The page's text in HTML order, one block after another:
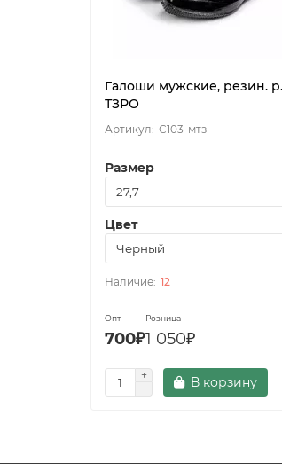
Галоши мужские, резин.
ТЗРО
С103-мтз
Размер
Цвет
12
Опт
700₽
Розница
1 050₽
В корзину